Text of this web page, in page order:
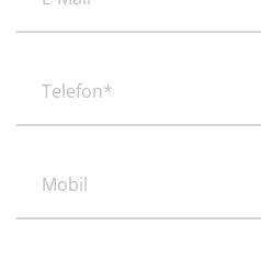
(erforderlich)